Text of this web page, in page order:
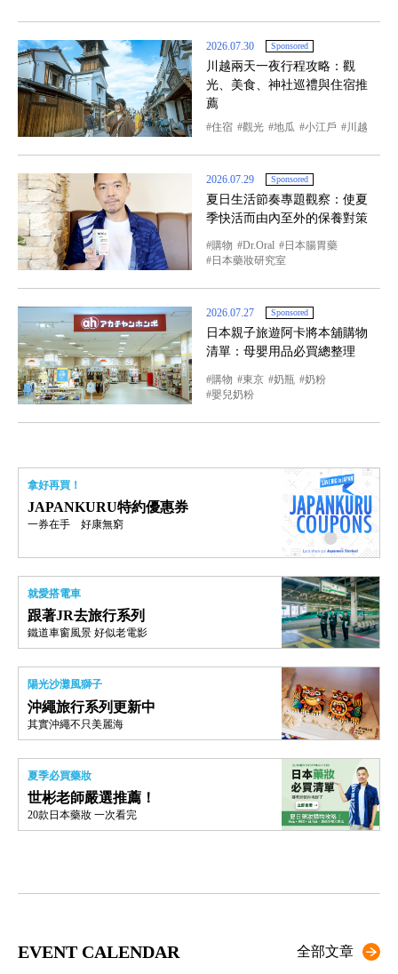
2026.07.30 Sponsored
川越兩天一夜行程攻略：觀
光、美食、神社巡禮與住宿推
薦
住宿 觀光 地瓜 小江戶 川越
2026.07.29 Sponsored
夏日生活節奏專題觀察：使夏
季快活而由內至外的保養對策
購物 Dr.Oral
日本腸胃藥
日本藥妝研究室
2026.07.27 Sponsored
日本親子旅遊阿卡將本舖購物
清單：母嬰用品必買總整理
購物 東京 奶瓶
奶粉
嬰兒奶粉
拿好再買！
JAPANKURU特約優惠券
一券在手 好康無窮
就愛搭電車
跟著JR去旅行系列
鐵道車窗風景 好似老電影
陽光沙灘風獅子
沖繩旅行系列更新中
其實沖繩不只美麗海
夏季必買藥妝
世彬老師嚴選推薦！
20款日本藥妝 一次看完
EVENT CALENDAR 全部文章